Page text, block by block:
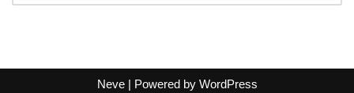
Neve| Powered by WordPress